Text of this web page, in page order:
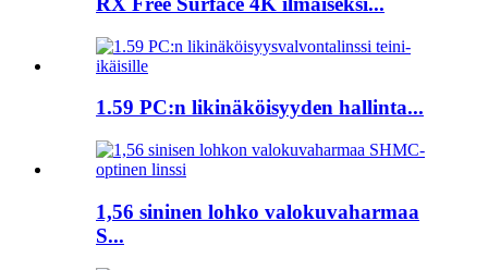
1.59 PC:n likinäköisyyden hallinta...
1,56 sininen lohko valokuvaharmaa
S...